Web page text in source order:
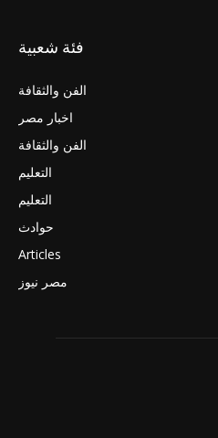
فئة شعبية
الفن والثقافة
اخبار مصر
الفن والثقافة
التعليم
التعليم
حوادث
Articles
مصر نيوز